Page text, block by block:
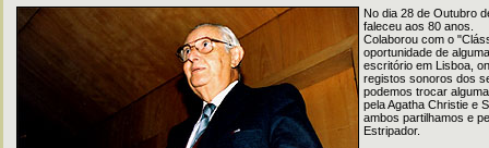
No dia 28 de Outubro
faleceu aos 80 anos.
Colaborou com o
oportunidade de
escritório em Lisboa,
registos sonoros dos
podemos trocar
pela Agatha Christie e
ambos partilhamos e
Estripador.